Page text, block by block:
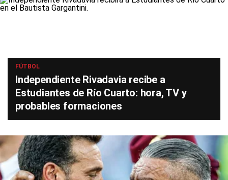
FÚTBOL
Independiente Rivadavia recibe a
Estudiantes de Río Cuarto: hora, TV y
probables formaciones